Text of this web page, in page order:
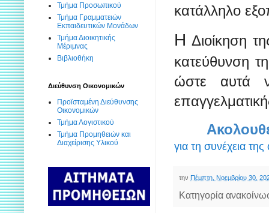
κατάλληλο
Η Διοίκηση
κατεύθυνση
ώστε αυτά
για τη συνέχεια
την Πέμπτη, Νοεμβρίου 30,
Κατηγορία
Τμήμα Προσωπικού
Τμήμα Γραμματειών
Εκπαιδευτικών Μονάδων
Τμήμα Διοικητικής
Μέριμνας
Βιβλιοθήκη
Διεύθυνση Οικονομικών
Προϊσταμένη Διεύθυνσης
Οικονομικών
Τμήμα Λογιστικού
Τμήμα Προμηθειών και
Διαχείρισης Υλικού